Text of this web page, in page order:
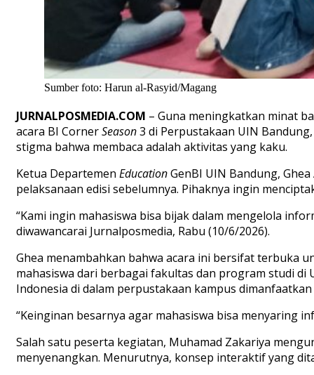
Sumber foto: Harun al-Rasyid/Magang
JURNALPOSMEDIA.COM – Guna meningkatkan minat
acara BI CornerSeason3 di Perpustakaan UIN
stigma bahwa membaca adalah aktivitas yang kaku.
Ketua Departemen EducationGenBI UIN Bandung,
pelaksanaan edisi sebelumnya. Pihaknya ingin
“Kami ingin mahasiswa bisa bijak dalam mengelola
diwawancarai Jurnalposmedia, Rabu (10/6/2026).
Ghea menambahkan bahwa acara ini bersifat terbuka
mahasiswa dari berbagai fakultas dan program studi
Indonesia di dalam perpustakaan kampus
“Keinginan besarnya agar mahasiswa bisa menyaring
Salah satu peserta kegiatan, Muhamad Zakariya
menyenangkan. Menurutnya, konsep interaktif yang